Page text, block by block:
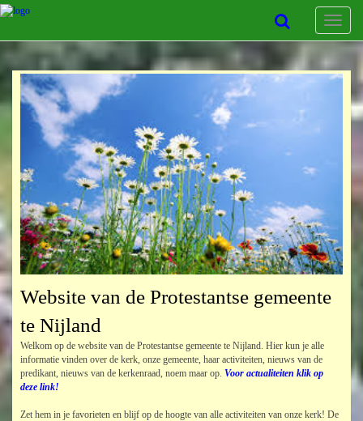
Toggle
Website van de Protestantse gemeente
te Nijland
Welkom op de website van de Protestantse gemeente te Nijland. Hier kun je alle
informatie vinden over de kerk, onze gemeente, haar activiteiten, nieuws van de
predikant, nieuws van de kerkenraad, noem maar op.Voor actualiteiten klik op
deze link!
Zet hem in je favorieten en blijf op de hoogte van alle activiteiten van onze kerk! De